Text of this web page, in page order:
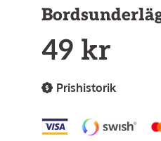
49 kr
Prishistorik